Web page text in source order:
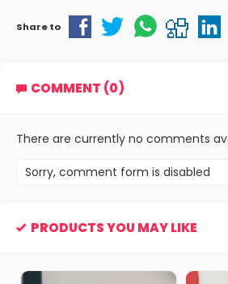
Share to
COMMENT (0)
There are currently no comments
Sorry, comment form is disabled
PRODUCTS YOU MAY LIKE